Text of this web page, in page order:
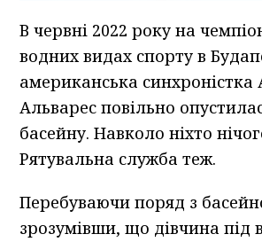
В червні 2022 року на
водних видах спорту в
американська синхроністка
Альварес повільно
басейну. Навколо ніхто
Рятувальна служба теж.
Перебуваючи поряд з
зрозумівши, що дівчина під